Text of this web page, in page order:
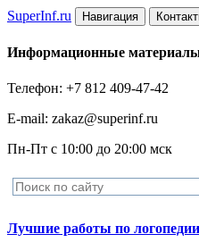
SuperInf.ru Навигация
Информационные материалы
Телефон: +7 812 409-47-42
E-mail: zakaz@superinf.ru
Пн-Пт с 10:00 до 20:00 мск
Лучшие работы по